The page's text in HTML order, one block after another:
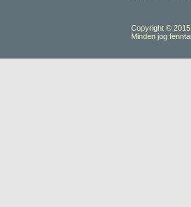
Copyright ©
Minden jog